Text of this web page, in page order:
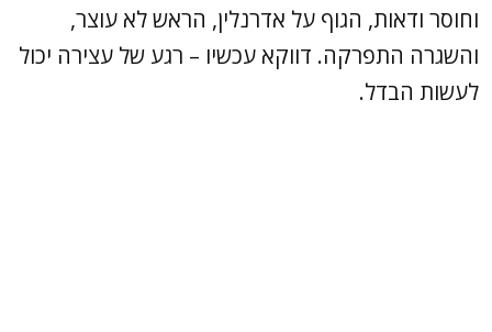
וחוסר ודאות, הגוף על אדרנלין, הראש לא עוצר,
והשגרה התפרקה. דווקא עכשיו – רגע של עצירה יכול
לעשות הבדל.